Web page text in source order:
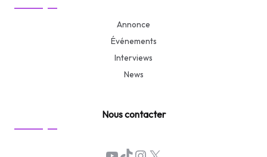
Annonce
Événements
Interviews
News
Nous contacter